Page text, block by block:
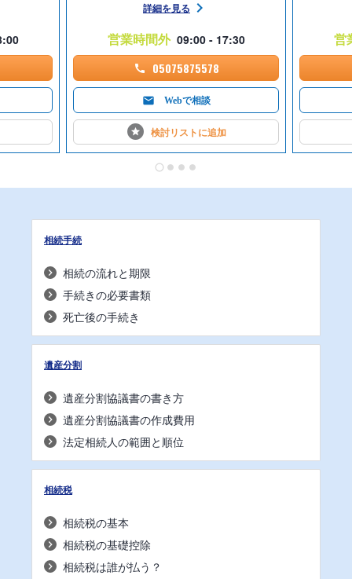
詳細を見る
営業時間外 09:00 - 17:30
05075875578
Webで相談
検討リストに追加
営
相続手続
相続の流れと期限
手続きの必要書類
死亡後の手続き
遺産分割
遺産分割協議書の書き方
遺産分割協議書の作成費用
法定相続人の範囲と順位
相続税
相続税の基本
相続税の基礎控除
相続税は誰が払う？